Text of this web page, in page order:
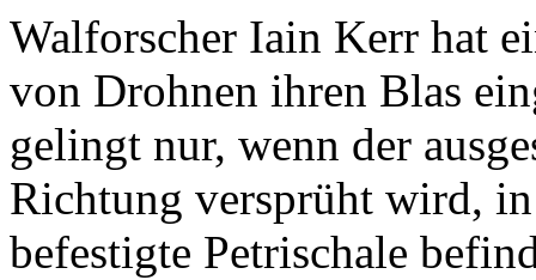
Walforscher Iain Kerr hat
von Drohnen ihren Blas
gelingt nur, wenn der
Richtung versprüht wird,
befestigte Petrischale